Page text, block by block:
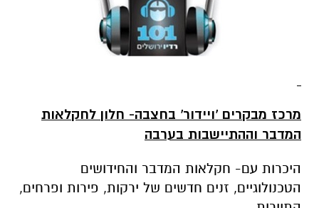
מרכז מבקרים 'ויידור' בחצבה- חלון לחקלאות
המדבר וההתיישבות בערבה
היכרות עם- חקלאות המדבר והחידושים
הטכנולוגיים, זנים חדשים של ירקות, פירות ופרחים,